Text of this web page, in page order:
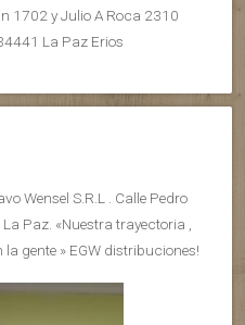
1702 y Julio A Roca 2310
La Paz Erios
Wensel S.R.L . Calle Pedro
Paz. «Nuestra trayectoria ,
gente » EGW distribuciones!